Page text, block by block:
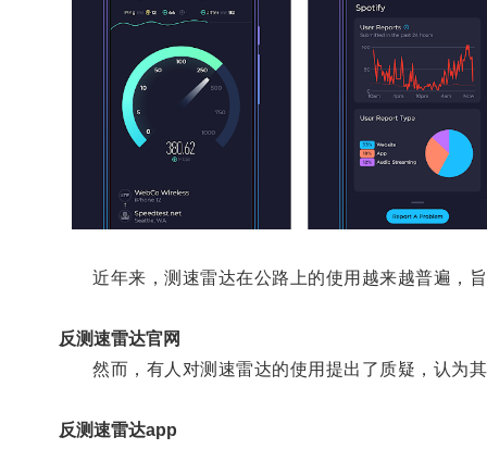
近年来，测速雷达在公路上的使用越来越普遍，旨
反测速雷达官网
然而，有人对测速雷达的使用提出了质疑，认为
反测速雷达app